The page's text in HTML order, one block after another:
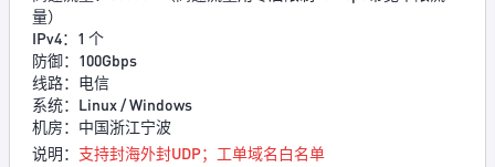
量）
IPv4：1 个
防御：100Gbps
线路：电信
系统：Linux / Windows
机房：中国浙江宁波
说明： 支持封海外封UDP；工单域名白名单